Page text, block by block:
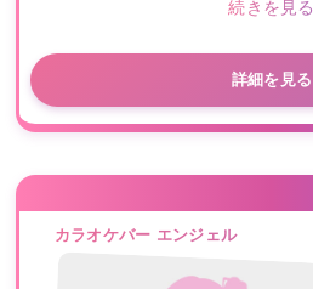
続きを見る
詳細を見る
カラオケバー エンジェル